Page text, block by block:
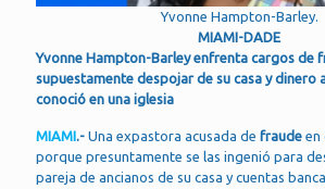
Yvonne Hampton-Barley.
MIAMI-DADE
Yvonne Hampton-Barley enfrenta cargos de
supuestamente despojar de su casa y dinero
conoció en una iglesia
MIAMI.- Una expastora acusada de fraude en
porque presuntamente se las ingenió para
pareja de ancianos de su casa y cuentas